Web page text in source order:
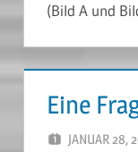
(Bild A und
Eine
JANUAR 28,